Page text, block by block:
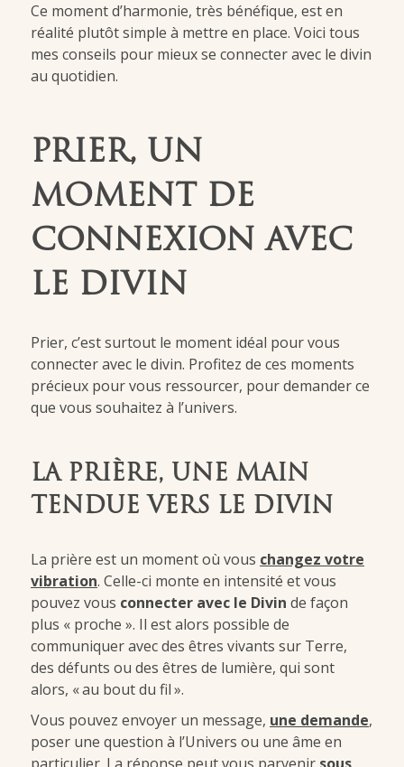
Ce moment d’harmonie, très bénéfique, est en
réalité plutôt simple à mettre en place. Voici tous
mes conseils pour mieux se connecter avec le divin
au quotidien.
PRIER, UN
MOMENT DE
CONNEXION AVEC
LE DIVIN
Prier, c’est surtout le moment idéal pour vous
connecter avec le divin. Profitez de ces moments
précieux pour vous ressourcer, pour demander ce
que vous souhaitez à l’univers.
LA PRIÈRE, UNE MAIN
TENDUE VERS LE DIVIN
La prière est un moment où vous changez votre
vibration. Celle-ci monte en intensité et vous
pouvez vous connecter avec le Divin de façon
plus « proche ». Il est alors possible de
communiquer avec des êtres vivants sur Terre,
des défunts ou des êtres de lumière, qui sont
alors, « au bout du fil ».
Vous pouvez envoyer un message, une demande,
poser une question à l’Univers ou une âme en